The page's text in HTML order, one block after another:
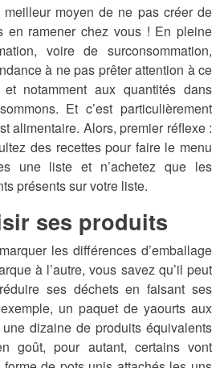
moyen de ne pas créer de
en ramener chez vous ! En pleine
voire de surconsommation,
à ne pas prêter attention à ce
notamment aux quantités dans
Et c’est particulièrement
alimentaire. Alors, premier réflexe :
des recettes pour faire le menu
une liste et n’achetez que les
présents sur votre liste.
ses produits
les différences d’emballage
à l’autre, vous savez qu’il peut
ses déchets en faisant ses
un paquet de yaourts aux
dizaine de produits équivalents
goût, pour autant, certains vont